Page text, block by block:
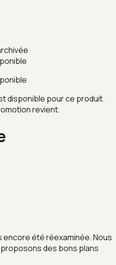
disponible pour ce produit.
revient.
encore été réexaminée. Nous
des bons plans